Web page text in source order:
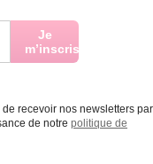
Je
m’inscris
recevoir nos newsletters par
de notre politique de